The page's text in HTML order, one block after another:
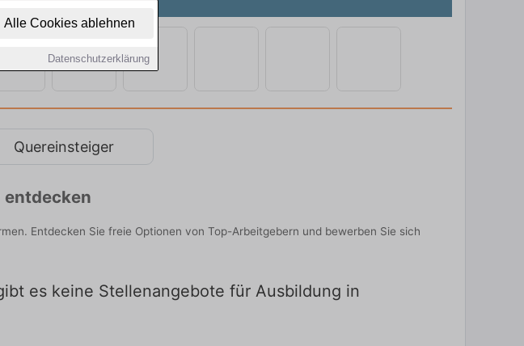
Alle Cookies ablehnen
Datenschutzerklärung
Quereinsteiger
Entdecken Sie freie Optionen von Top-Arbeitgebern und bewerben Sie sich
es keine Stellenangebote für Ausbildung in